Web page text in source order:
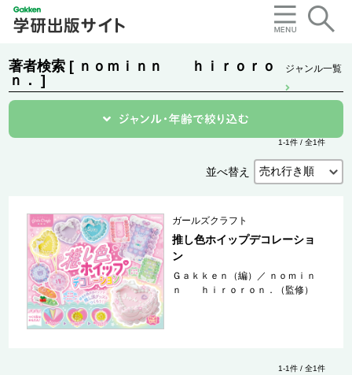
著者検索 [ ｎｏｍｉｎｎ ｈｉｒｏｒｏ
ｎ． ]
ジャンル一覧
1-1件 / 全1件
並べ替え
ガールズクラフト
推し色ホイップデコレーショ
ン
Ｇａｋｋｅｎ（編） ／ ｎｏｍｉｎ
ｎ ｈｉｒｏｒｏｎ．（監修）
1-1件 / 全1件